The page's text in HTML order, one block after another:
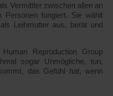
Vermittler zwischen allen an
Personen fungiert. Sie wählt
Leihmutter aus, berät und
Reproduction Group
sogar Unmögliche, tun,
das Gefühl hat, wenn